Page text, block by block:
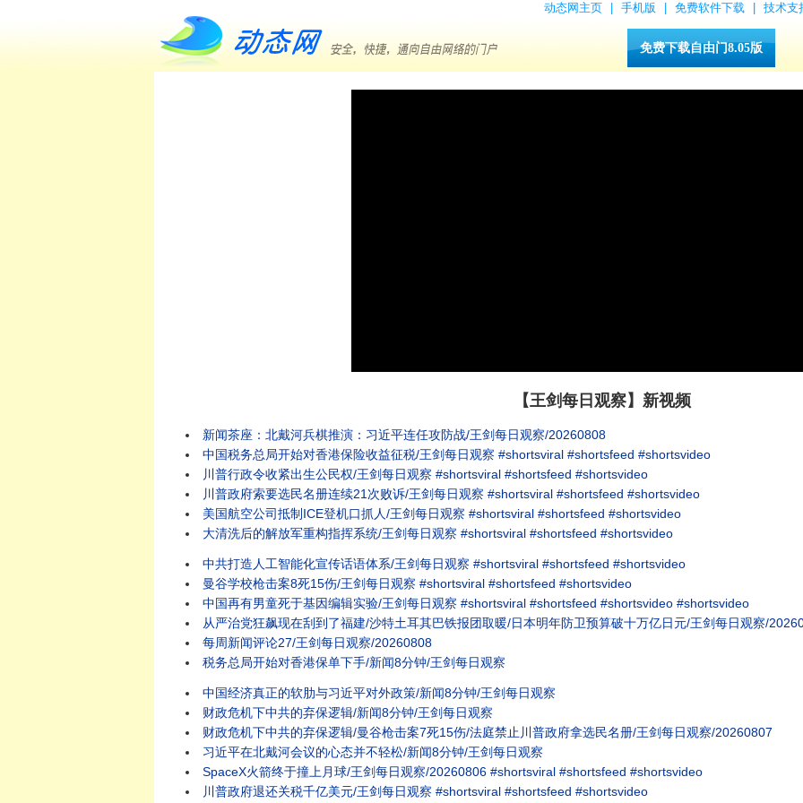
动态网主页 手机版 免费软件下载 技术支
免费下载自由门8.05版
【王剑每日观察】新视频
新闻茶座：北戴河兵棋推演：习近平连任攻防战/王剑每日观察/20260808
中国税务总局开始对香港保险收益征税/王剑每日观察 #shortsviral #shortsfeed #shortsvideo
川普行政令收紧出生公民权/王剑每日观察 #shortsviral #shortsfeed #shortsvideo
川普政府索要选民名册连续21次败诉/王剑每日观察 #shortsviral #shortsfeed #shortsvideo
美国航空公司抵制ICE登机口抓人/王剑每日观察 #shortsviral #shortsfeed #shortsvideo
大清洗后的解放军重构指挥系统/王剑每日观察 #shortsviral #shortsfeed #shortsvideo
中共打造人工智能化宣传话语体系/王剑每日观察 #shortsviral #shortsfeed #shortsvideo
曼谷学校枪击案8死15伤/王剑每日观察 #shortsviral #shortsfeed #shortsvideo
中国再有男童死于基因编辑实验/王剑每日观察 #shortsviral #shortsfeed #shortsvideo #shortsvideo
从严治党狂飙现在刮到了福建/沙特土耳其巴铁报团取暖/日本明年防卫预算破十万亿日元/王剑每日观察/
每周新闻评论27/王剑每日观察/20260808
税务总局开始对香港保单下手/新闻8分钟/王剑每日观察
中国经济真正的软肋与习近平对外政策/新闻8分钟/王剑每日观察
财政危机下中共的弃保逻辑/新闻8分钟/王剑每日观察
财政危机下中共的弃保逻辑/曼谷枪击案7死15伤/法庭禁止川普政府拿选民名册/王剑每日观察/20260807
习近平在北戴河会议的心态并不轻松/新闻8分钟/王剑每日观察
SpaceX火箭终于撞上月球/王剑每日观察/20260806 #shortsviral #shortsfeed #shortsvideo
川普政府退还关税千亿美元/王剑每日观察 #shortsviral #shortsfeed #shortsvideo